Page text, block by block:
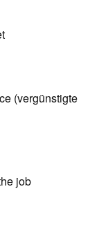
(vergünstigte
job